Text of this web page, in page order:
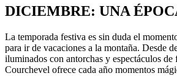
DICIEMBRE: UNA
La temporada festiva es sin duda el
para ir de vacaciones a la montaña. Desde
iluminados con antorchas y espectáculos de
Courchevel ofrece cada año momentos